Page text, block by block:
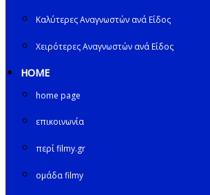
Καλύτερες Αναγνωστών ανά Είδος
Χειρότερες Αναγνωστών ανά Είδος
HOME
home page
επικοινωνία
περί filmy.gr
ομάδα filmy